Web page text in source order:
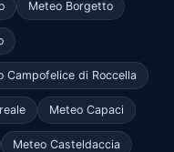
Meteo Borgetto
Campofelice di Roccella
Meteo Capaci
Meteo Casteldaccia